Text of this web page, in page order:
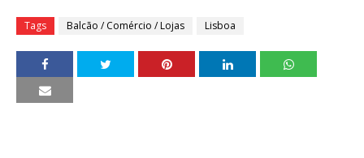
Tags Balcão / Comércio / Lojas Lisboa